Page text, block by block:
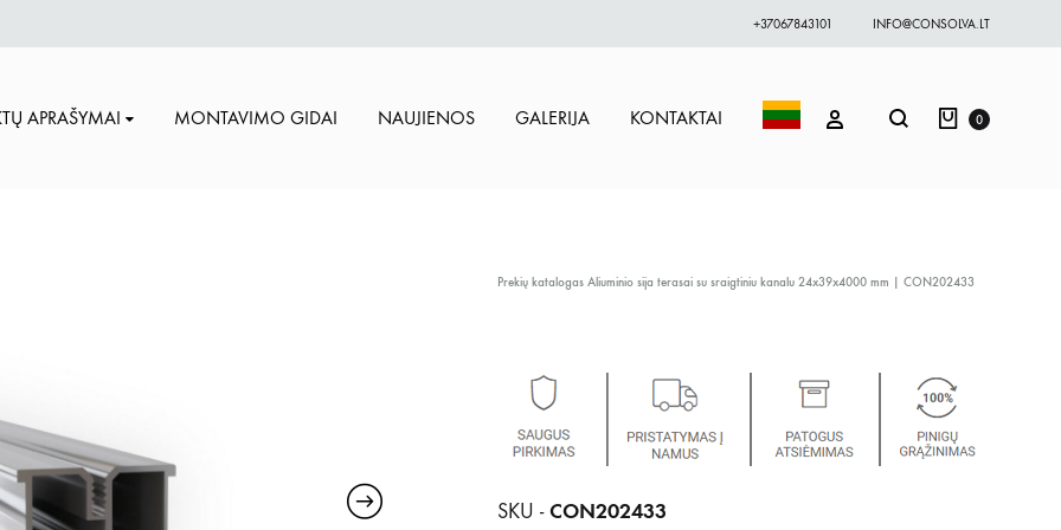
+37067843101 INFO@CONSOLVA.LT
APRAŠYMAI MONTAVIMO GIDAI NAUJIENOS GALERIJA KONTAKTAI PRISIJUNGTI
Paieška Krepšelis
0
Prekių katalogas Aliuminio sija terasai su sraigtiniu kanalu 24x39x4000 mm | CON202433
SKU -CON202433